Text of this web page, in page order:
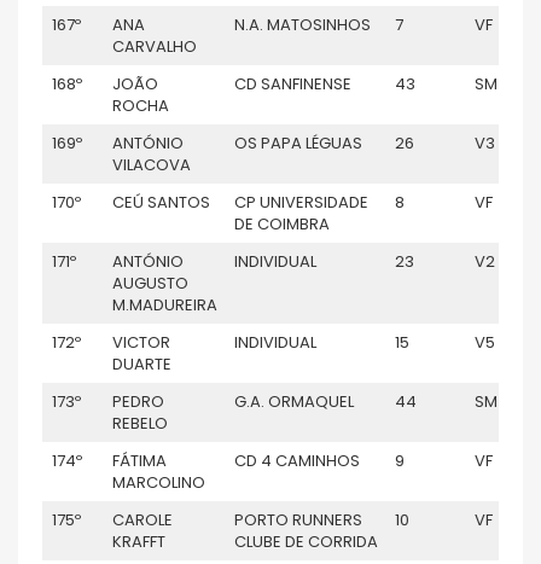
167º
ANA
CARVALHO
N.A. MATOSINHOS 7 VF
168º
JOÃO
ROCHA
CD SANFINENSE 43 SM
169º
ANTÓNIO
VILACOVA
OS PAPA LÉGUAS 26 V3
170º CEÚ SANTOS
CP UNIVERSIDADE
DE COIMBRA
8 VF
171º
ANTÓNIO
AUGUSTO
M.MADUREIRA
INDIVIDUAL 23 V2
172º
VICTOR
DUARTE
INDIVIDUAL 15 V5
173º
PEDRO
REBELO
G.A. ORMAQUEL 44 SM
174º
FÁTIMA
MARCOLINO
CD 4 CAMINHOS 9 VF
175º
CAROLE
KRAFFT
PORTO RUNNERS
CLUBE DE CORRIDA
10 VF